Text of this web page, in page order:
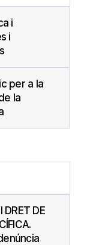
i
i
per a la
la
DRET DE